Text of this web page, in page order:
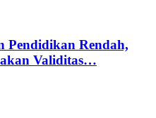
Pendidikan Rendah,
Validitas…